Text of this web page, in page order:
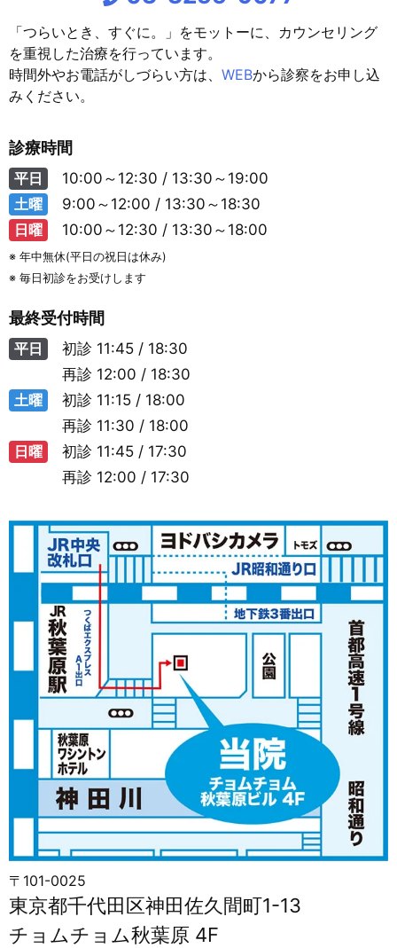
「つらいとき、すぐに。」をモットーに、カウンセリング
を重視した治療を行っています。
時間外やお電話がしづらい方は、 WEBから診察をお申し込
みください。
診療時間
平日
10:00～12:30 / 13:30～19:00
土曜
9:00～12:00 / 13:30～18:30
日曜
10:00～12:30 / 13:30～18:00
※ 年中無休(平日の祝日は休み)
※ 毎日初診をお受けします
最終受付時間
平日 初診 11:45 / 18:30
再診 12:00 / 18:30
土曜
初診 11:15 / 18:00
再診 11:30 / 18:00
日曜
初診 11:45 / 17:30
再診 12:00 / 17:30
〒101-0025
東京都千代田区神田佐久間町1-13
チョムチョム秋葉原 4F